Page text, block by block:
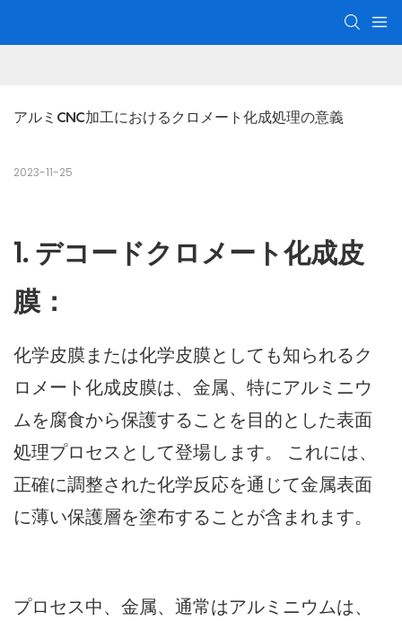
アルミCNC加工におけるクロメート化成処理の意義
2023-11-25
1. デコードクロメート化成皮
膜：
化学皮膜または化学皮膜としても知られるク
ロメート化成皮膜は、金属、特にアルミニウ
ムを腐食から保護することを目的とした表面
処理プロセスとして登場します。 これには、
正確に調整された化学反応を通じて金属表面
に薄い保護層を塗布することが含まれます。
プロセス中、金属、通常はアルミニウムは、